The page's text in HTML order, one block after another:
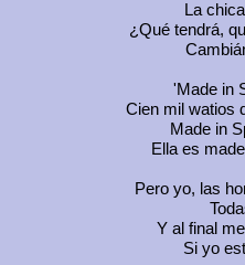
La
¿Qué tendrá,
'Made in
Cien mil watios
Made in
Ella es
Pero yo, las
Y al final
Si yo